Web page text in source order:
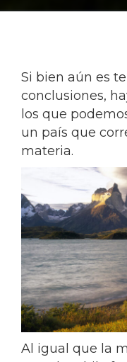
Si bien aún es
conclusiones,
los que
un país que
materia.
Al igual que la